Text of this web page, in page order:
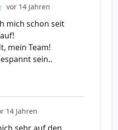
vor 14 Jahren
mich schon seit
mein Team!
sein..
14 Jahren